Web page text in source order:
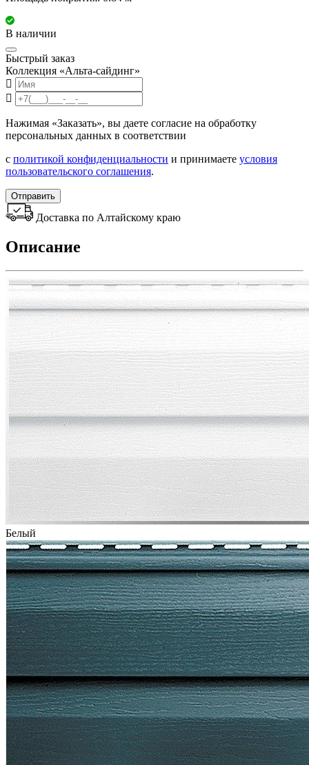
В наличии
Быстрый заказ
Коллекция «Альта-сайдинг»
Нажимая «Заказать», вы даете согласие на обработку
персональных данных в соответствии
с политикой конфиденциальности и принимаете условия
пользовательского соглашения.
Отправить
Доставка по Алтайскому краю
Описание
Белый